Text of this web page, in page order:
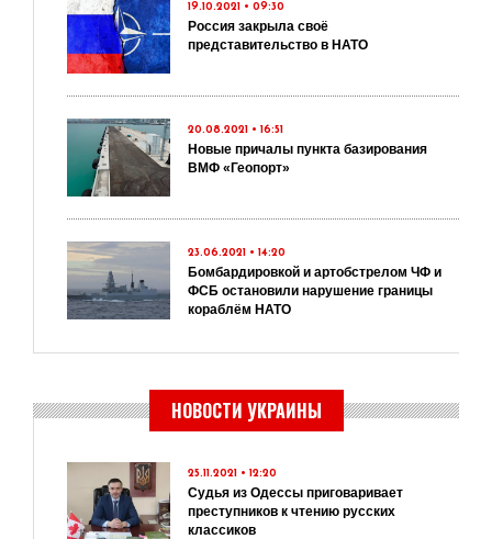
19.10.2021 • 09:30
Россия закрыла своё
представительство в НАТО
20.08.2021 • 16:51
Новые причалы пункта базирования
ВМФ «Геопорт»
23.06.2021 • 14:20
Бомбардировкой и артобстрелом ЧФ и
ФСБ остановили нарушение границы
кораблём НАТО
НОВОСТИ УКРАИНЫ
25.11.2021 • 12:20
Судья из Одессы приговаривает
преступников к чтению русских
классиков